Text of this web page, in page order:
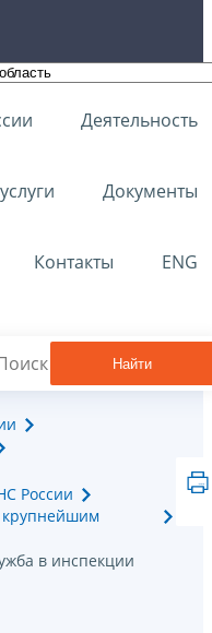
Деятельность
Документы
Контакты ENG
Найти
России
в инспекции